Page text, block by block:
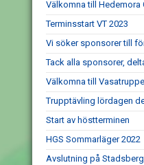
Välkomna till Hedemora
Terminsstart VT 2023
Vi söker sponsorer till
Tack alla sponsorer,
Välkomna till
Trupptävling lördagen
Start av höstterminen
HGS Sommarläger 2022
Avslutning på